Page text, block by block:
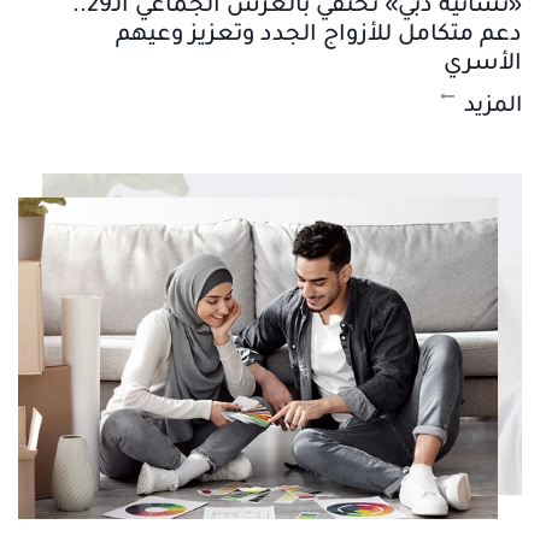
«نسائية دبي» تحتفي بالعرس الجماعي الـ29..
دعم متكامل للأزواج الجدد وتعزيز وعيهم
الأسري
المزيد